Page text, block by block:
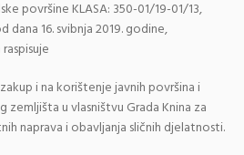
površine KLASA: 350-01/19-01/13,
dana 16. svibnja 2019. godine,
i na korištenje javnih površina i
u vlasništvu Grada Knina za
naprava i obavljanja sličnih djelatnosti.